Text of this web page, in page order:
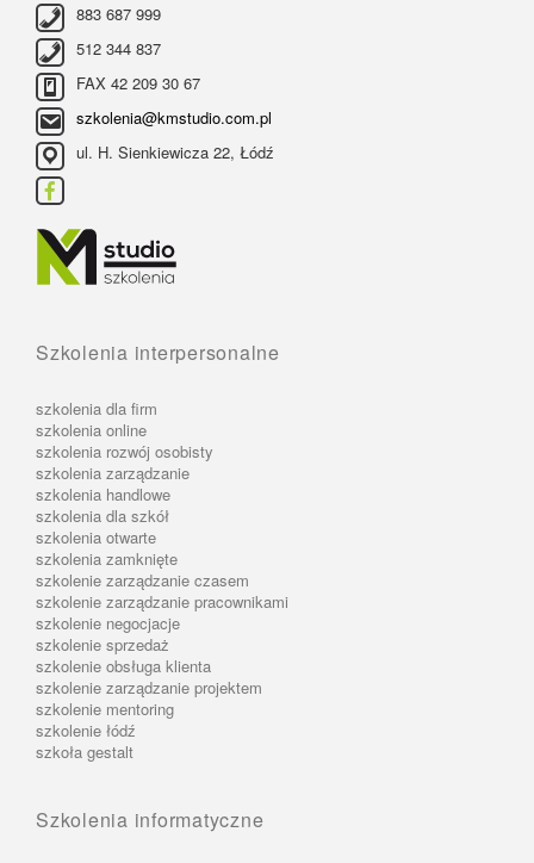
883 687 999
512 344 837
FAX 42 209 30 67
szkolenia@kmstudio.com.pl
ul. H. Sienkiewicza 22, Łódź
Szkolenia interpersonalne
szkolenia dla firm
szkolenia online
szkolenia rozwój osobisty
szkolenia zarządzanie
szkolenia handlowe
szkolenia dla szkół
szkolenia otwarte
szkolenia zamknięte
szkolenie zarządzanie czasem
szkolenie zarządzanie pracownikami
szkolenie negocjacje
szkolenie sprzedaż
szkolenie obsługa klienta
szkolenie zarządzanie projektem
szkolenie mentoring
szkolenie łódź
szkoła gestalt
Szkolenia informatyczne